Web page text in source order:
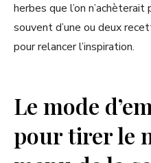
herbes que l’on
souvent d’une ou deux
pour relancer l’inspiration.
Le mode
pour tirer le